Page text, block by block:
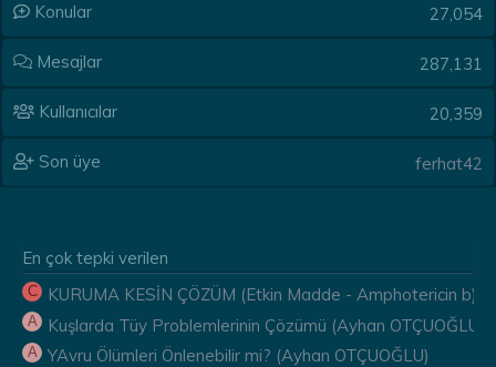
Konular 27,054
Mesajlar 287,131
Kullanıcılar 20,359
Son üye ferhat42
En çok tepki verilen
C KURUMA KESİN ÇÖZÜM (Etkin Madde - Amphotericin b)
A Kuşlarda Tüy Problemlerinin Çözümü (Ayhan OTÇUOĞLU)
A YAvru Ölümleri Önlenebilir mi? (Ayhan OTÇUOĞLU)